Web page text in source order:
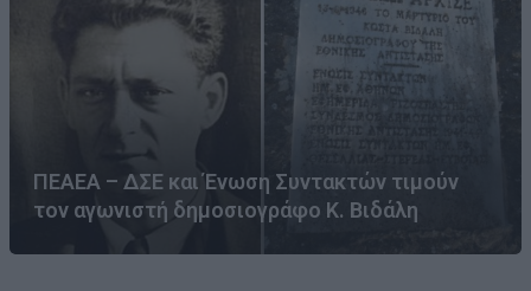
ΠΕΑΕΑ – ΔΣΕ και Ένωση Συντακτών τιμούν
τον αγωνιστή δημοσιογράφο Κ. Βιδάλη